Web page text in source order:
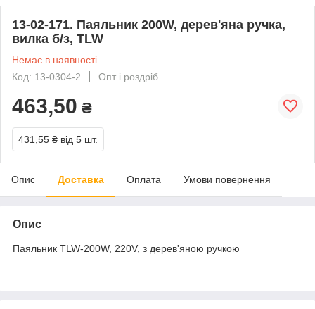
13-02-171. Паяльник 200W, дерев'яна ручка,
вилка б/з, TLW
Немає в наявності
Код: 13-0304-2
Опт і роздріб
463,50 ₴
431,55 ₴ від 5 шт.
Опис Доставка Оплата Умови повернення
Опис
Паяльник TLW-200W, 220V, з дерев'яною ручкою